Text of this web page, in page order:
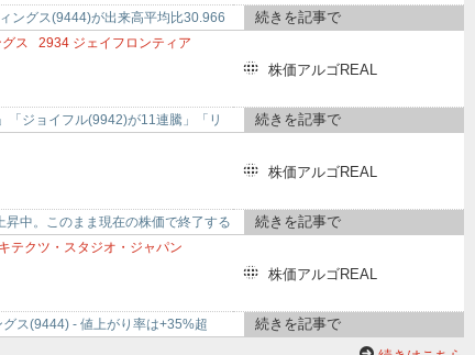
ングス(9444)が出来高平均比30.966
続きを記事で
ス 2934 ジェイフロンティア
株価アルゴREAL
ジョイフル(9942)が11連騰」「リ
続きを記事で
株価アルゴREAL
中。このまま現在の株価で終了する
続きを記事で
テクツ・スタジオ・ジャパン
株価アルゴREAL
ス(9444) - 値上がり率は+35%超
続きを記事で